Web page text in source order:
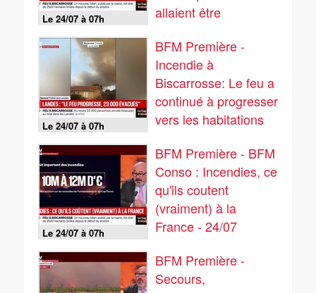
Le 24/07 à 07h
allaient être
habitants de
Biscarrosse appelés
à évacuer
Le 24/07 à 07h
BFM Première -
Incendie à
Biscarrosse: Le feu a
continué à progresser
vers les habitations
23.000 évacués,
indique le préfet des
Landes
Le 24/07 à 07h
BFM Première - BFM
Conso : Incendies, ce
qu'ils coutent
(vraiment) à la
France - 24/07
BFM Première -
Secours,